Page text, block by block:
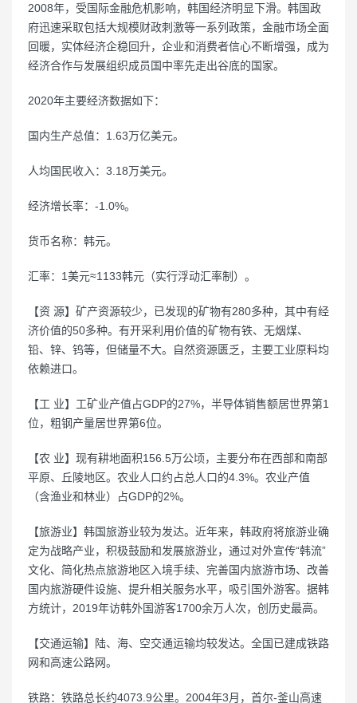
2008年，受国际金融危机影响，韩国经济明显下滑。韩国政
府迅速采取包括大规模财政刺激等一系列政策，金融市场全面
回暖，实体经济企稳回升，企业和消费者信心不断增强，成为
经济合作与发展组织成员国中率先走出谷底的国家。
2020年主要经济数据如下：
国内生产总值：1.63万亿美元。
人均国民收入：3.18万美元。
经济增长率：-1.0%。
货币名称：韩元。
汇率：1美元≈1133韩元（实行浮动汇率制）。
【资 源】矿产资源较少，已发现的矿物有280多种，其中有经
济价值的50多种。有开采利用价值的矿物有铁、无烟煤、
铅、锌、钨等，但储量不大。自然资源匮乏，主要工业原料均
依赖进口。
【工 业】工矿业产值占GDP的27%，半导体销售额居世界第1
位，粗钢产量居世界第6位。
【农 业】现有耕地面积156.5万公顷，主要分布在西部和南部
平原、丘陵地区。农业人口约占总人口的4.3%。农业产值
（含渔业和林业）占GDP的2%。
【旅游业】韩国旅游业较为发达。近年来，韩政府将旅游业确
定为战略产业，积极鼓励和发展旅游业，通过对外宣传“韩流”
文化、简化热点旅游地区入境手续、完善国内旅游市场、改善
国内旅游硬件设施、提升相关服务水平，吸引国外游客。据韩
方统计，2019年访韩外国游客1700余万人次，创历史最高。
【交通运输】陆、海、空交通运输均较发达。全国已建成铁路
网和高速公路网。
铁路：铁路总长约4073.9公里。2004年3月，首尔-釜山高速